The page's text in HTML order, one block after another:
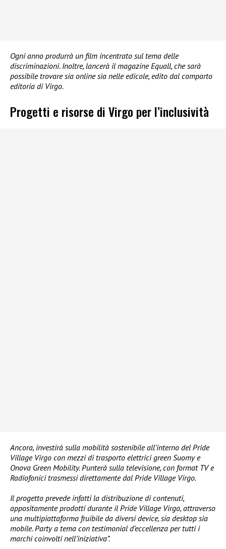
Ogni anno produrrà un film incentrato sul tema delle
discriminazioni. Inoltre, lancerà il magazine Equall, che sarà
possibile trovare sia online sia nelle edicole, edito dal comparto
editoria di Virgo.
Progetti e risorse di Virgo per l’inclusività
Ancora, investirà sulla mobilità sostenibile all’interno del Pride
Village Virgo con mezzi di trasporto elettrici green Suomy e
Onova Green Mobility. Punterà sulla televisione, con format TV e
Radiofonici trasmessi direttamente dal Pride Village Virgo.
Il progetto prevede infatti la distribuzione di contenuti,
appositamente prodotti durante il Pride Village Virgo, attraverso
una multipiattaforma fruibile da diversi device, sia desktop sia
mobile. Party a tema con testimonial d’eccellenza per tutti i
marchi coinvolti nell’iniziativa”.